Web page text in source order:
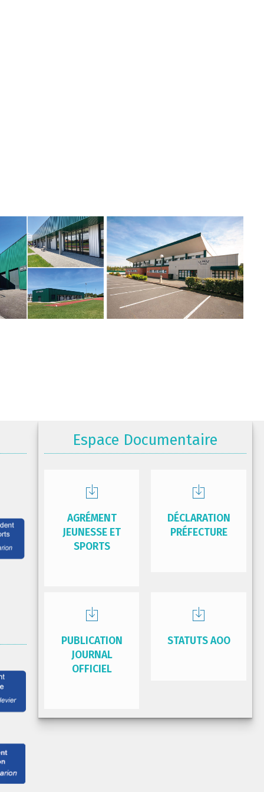
Espace Documentaire
AGRÉMENT
JEUNESSE ET
SPORTS
DÉCLARATION
PRÉFECTURE
PUBLICATION
JOURNAL
OFFICIEL
STATUTS AOO